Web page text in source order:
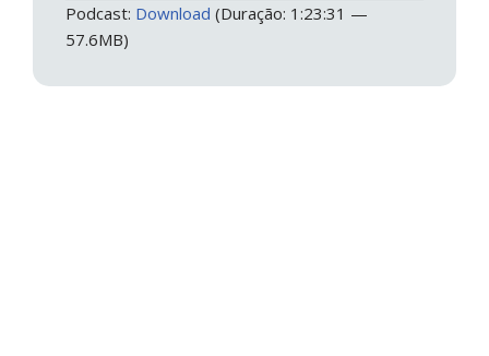
áudio
Podcast: Download (Duração: 1:23:31 —
57.6MB)